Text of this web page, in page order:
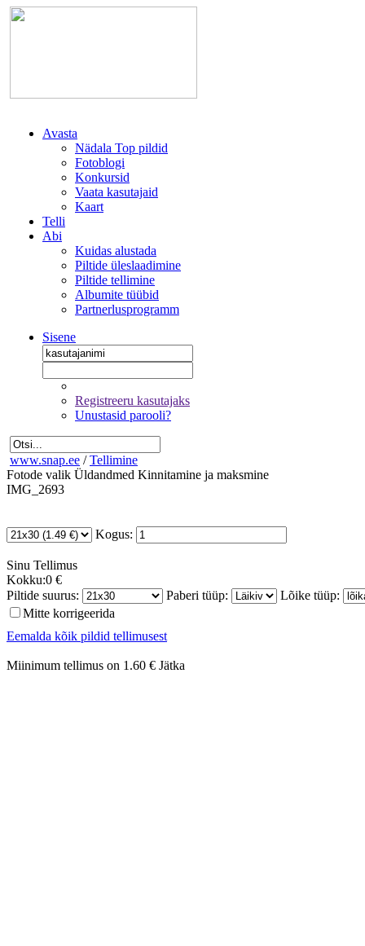
Avasta
Nädala Top pildid
Fotoblogi
Konkursid
Vaata kasutajaid
Kaart
Telli
Abi
Kuidas alustada
Piltide üleslaadimine
Piltide tellimine
Albumite tüübid
Partnerlusprogramm
Sisene
Registreeru kasutajaks
Unustasid parooli?
www.snap.ee / Tellimine
Fotode valik Üldandmed Kinnitamine ja maksmine
IMG_2693
Kogus:
Sinu Tellimus
Kokku:0 €
Piltide suurus:
Paberi tüüp:
Lõike tüüp:
Mitte korrigeerida
Eemalda kõik pildid tellimusest
Miinimum tellimus on 1.60 € Jätka